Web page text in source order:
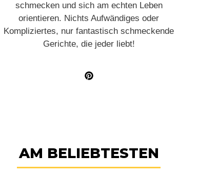
schmecken und sich am echten Leben
orientieren. Nichts Aufwändiges oder
Kompliziertes, nur fantastisch schmeckende
Gerichte, die jeder liebt!
AM BELIEBTESTEN